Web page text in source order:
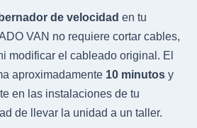
de velocidad en tu
VAN no requiere cortar cables,
modificar el cableado original. El
aproximadamente 10 minutosy
en las instalaciones de tu
de llevar la unidad a un taller.